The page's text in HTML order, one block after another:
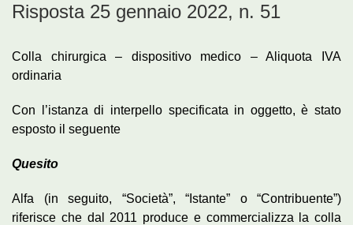
Risposta 25 gennaio 2022, n. 51
Colla chirurgica – dispositivo medico – Aliquota IVA
ordinaria
Con l’istanza di interpello specificata in oggetto, è stato
esposto il seguente
Quesito
Alfa (in seguito, “Società”, “Istante” o “Contribuente”)
riferisce che dal 2011 produce e commercializza la colla